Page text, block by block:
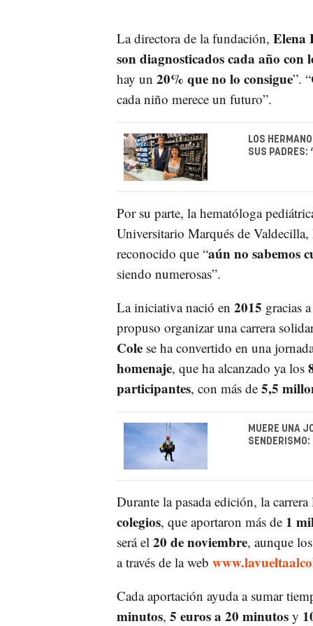
La directora de la fundación, Elena
son diagnosticados cada año con
hay un 20% que no lo consigue”. “
cada niño merece un futuro”.
LOS
SUS PADRES:
Por su parte, la hematóloga
Universitario Marqués de Valdecilla,
reconocido que “aún no sabemos
siendo numerosas”.
La iniciativa nació en 2015 gracias a
propuso organizar una carrera
Colese ha convertido en una
homenaje, que ha alcanzado ya los
participantes, con más de 5,5
MUERE UNA
SENDERISMO:
Durante la pasada edición, la
colegios, que aportaron más de 1
será el 20 de noviembre, aunque
a través de la web
Cada aportación ayuda a sumar
minutos, 5 euros a 20 minutosy